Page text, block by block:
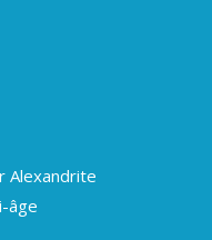
Alexandrite
âge